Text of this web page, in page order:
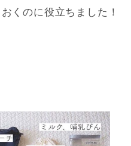
くのに役立ちました！